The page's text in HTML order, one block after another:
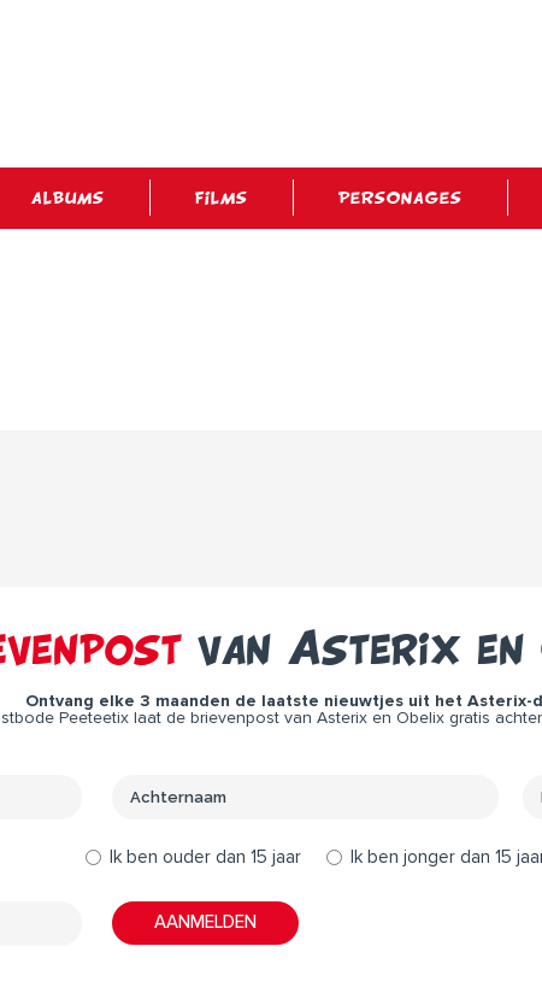
ALBUMS FILMS PERSONAGES
van Asterix en
Ontvang elke 3 maanden de laatste nieuwtjes uit het Asterix-
Peeteetix laat de brievenpost van Asterix en Obelix gratis
Ik ben ouder dan 15 jaar Ik ben jonger dan 15